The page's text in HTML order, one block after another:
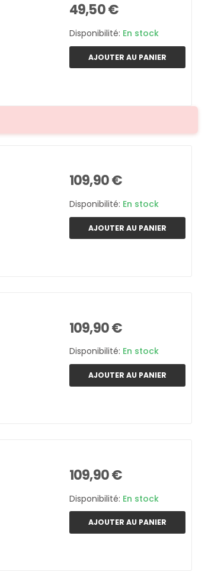
49,50 €
Disponibilité: En stock
AJOUTER AU PANIER
109,90 €
Disponibilité: En stock
AJOUTER AU PANIER
109,90 €
Disponibilité: En stock
AJOUTER AU PANIER
109,90 €
Disponibilité: En stock
AJOUTER AU PANIER